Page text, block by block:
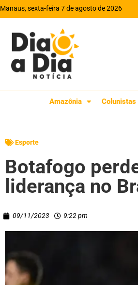
Manaus, sexta-feira 7 de agosto de 2026
Amazônia Colunistas
Esporte
Botafogo
liderança no
09/11/2023 9:22 pm